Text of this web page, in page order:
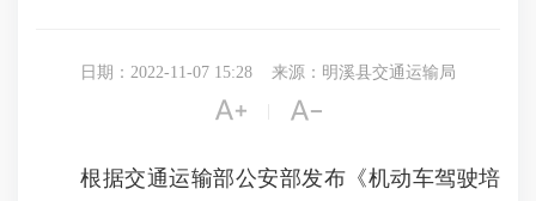
日期：2022-11-07 15:28 来源：明溪县交通运输局
 
根据交通运输部公安部发布《机动车驾驶培